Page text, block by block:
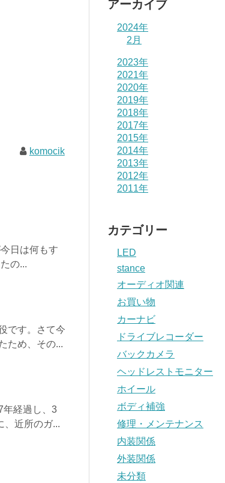
komocik
日は何もす
の...
です。さて今
ため、その...
年経過し、3
、近所のガ...
アーカイブ
2024年
2月
2023年
2021年
2020年
2019年
2018年
2017年
2015年
2014年
2013年
2012年
2011年
カテゴリー
LED
stance
オーディオ関連
お買い物
カーナビ
ドライブレコーダー
バックカメラ
ヘッドレストモニター
ホイール
ボディ補強
修理・メンテナンス
内装関係
外装関係
未分類